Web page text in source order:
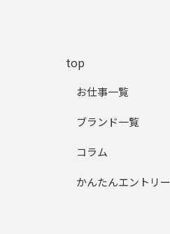
top
お仕事一覧
ブランド一覧
コラム
かんたんエントリー